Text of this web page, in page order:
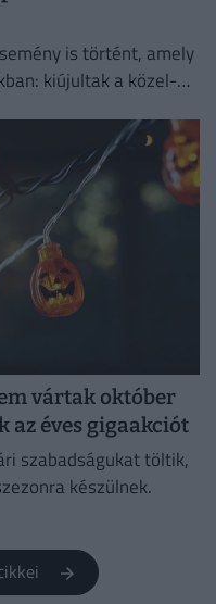
is történt, amely
kiújultak a közel-
vártak október
az éves gigaakciót
szabadságukat töltik,
készülnek.